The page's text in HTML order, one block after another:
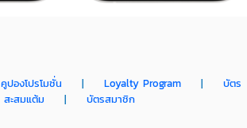
คูปองโปรโมชั่น | Loyalty Program | บัตร
สะสมแต้ม | บัตรสมาชิก